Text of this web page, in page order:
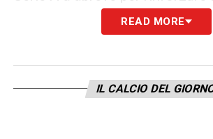
sistemati nella giornata di
READ MORE
IL CALCIO DEL